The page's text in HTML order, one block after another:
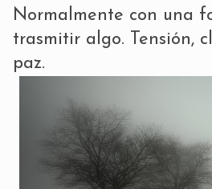
Normalmente con una
trasmitir algo. Tensión,
paz.